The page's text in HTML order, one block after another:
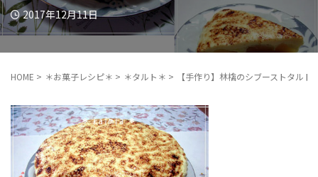
2017年12月11日
HOME > ＊お菓子レシピ＊ > ＊タルト＊ > 【手作り】林檎のシブーストタルト